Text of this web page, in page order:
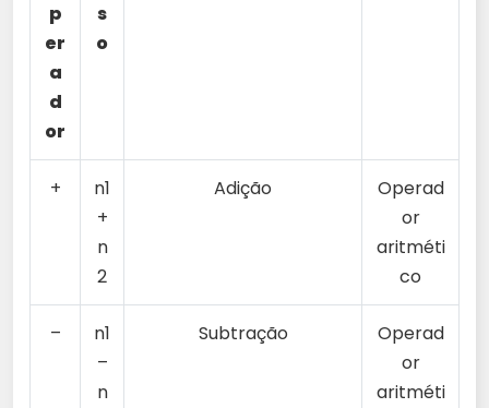
p
er
a
d
or
s
o
+
n1
+
n
2
Adição
Operad
or
aritméti
co
–
n1
–
n
Subtração
Operad
or
aritméti